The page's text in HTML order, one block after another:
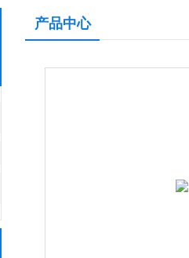
产品中心